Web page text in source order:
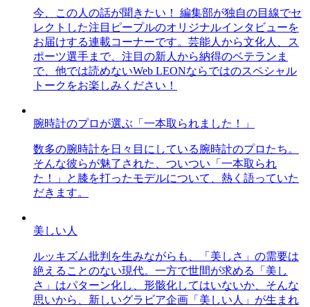
今、この人の話が聞きたい！ 編集部が独自の目線でセ
レクトした注目ピープルのオリジナルインタビューを
お届けする連載コーナーです。芸能人から文化人、ス
ポーツ選手まで、注目の新人から納得のベテランま
で、他では読めないWeb LEONならではのスペシャル
トークをお楽しみください！
腕時計のプロが選ぶ「一本取られました！」
数多の腕時計を日々目にしている腕時計のプロたち。
そんな彼らが魅了された、ついつい「一本取られ
た！」と膝を打ったモデルについて、熱く語っていた
だきます。
美しい人
ルッキズム批判を生みながらも、「美しさ」の需要は
絶えることのない現代。一方で世間が求める「美し
さ」はパターン化し、形骸化してはいないか、そんな
思いから、新しいグラビア企画「美しい人」が生まれ